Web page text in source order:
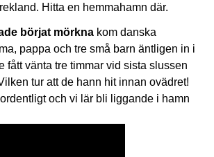
Hitta en hemmahamn där.
börjat mörkna kom danska
pappa och tre små barn äntligen in i
fått vänta tre timmar vid sista slussen
tur att de hann hit innan ovädret!
och vi lär bli liggande i hamn